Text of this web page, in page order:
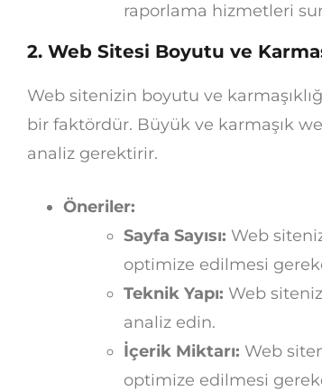
raporlama hizmetleri
2. Web Sitesi Boyutu ve
Web sitenizin boyutu ve
bir faktördür. Büyük ve karmaşık
analiz gerektirir.
Öneriler:
Sayfa Sayısı: Web
optimize edilmesi
Teknik Yapı: Web
analiz edin.
İçerik Miktarı: Web
optimize edilmesi